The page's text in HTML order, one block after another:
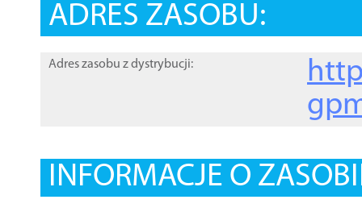
ADRES ZASOBU:
Adres zasobu z dystrybucji:
INFORMACJE O